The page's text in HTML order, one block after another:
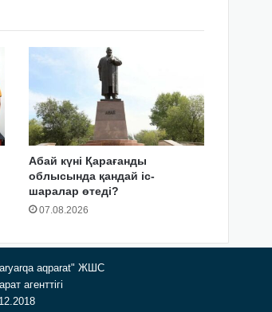
Абай күні Қарағанды
облысында қандай іс-
шаралар өтеді?
07.08.2026
aqparat" ЖШС
агенттігі